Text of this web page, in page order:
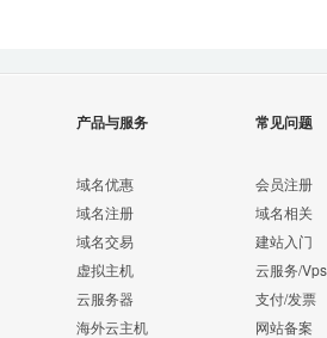
产品与服务
域名优惠
域名注册
域名交易
虚拟主机
云服务器
海外云主机
常见问题
会员注册
域名相关
建站入门
云服务/Vps
支付/发票
网站备案